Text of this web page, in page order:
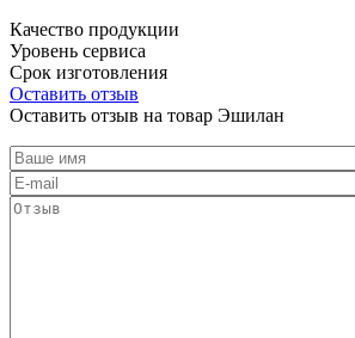
Качество продукции
Уровень сервиса
Срок изготовления
Оставить отзыв
Оставить отзыв на товар Эшилан